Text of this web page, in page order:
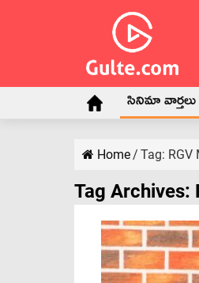
సినిమా వార్తలు
Home/ Tag: RGV
Tag Archives: